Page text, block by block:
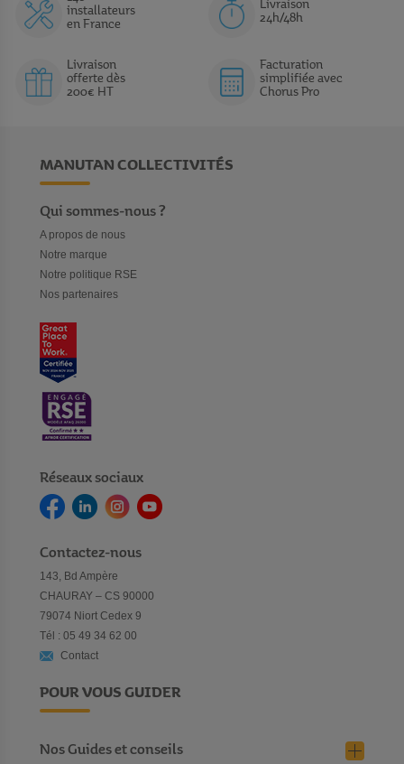
installateurs
en France
Livraison
24h/48h
Livraison
offerte dès
200€ HT
Facturation
simplifiée avec
Chorus Pro
MANUTAN COLLECTIVITÉS
Qui sommes-nous ?
A propos de nous
Notre marque
Notre politique RSE
Nos partenaires
Réseaux sociaux
Contactez-nous
143, Bd Ampère
CHAURAY – CS 90000
79074 Niort Cedex 9
Tél : 05 49 34 62 00
Contact
POUR VOUS GUIDER
Nos Guides et conseils